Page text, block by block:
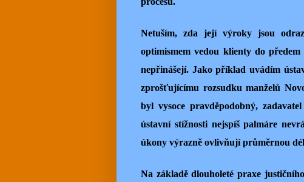
Netuším, zda její výroky jsou
optimismem vedou klienty do
nepřinášejí. Jako příklad uvádím
zprošťujícímu rozsudku manželů
byl vysoce pravděpodobný,
ústavní stížnosti nejspíš palmáre
úkony výrazně ovlivňují průměrnou
Na základě dlouholeté praxe